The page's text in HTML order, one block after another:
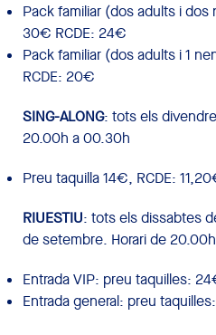
Pack familiar (dos adults i dos
30€ RCDE: 24€
Pack familiar (dos adults i 1
RCDE: 20€
SING-ALONG: tots els
20.00h a 00.30h
Preu taquilla 14€, RCDE:
RIUESTIU: tots els dissabtes
de setembre. Horari de
Entrada VIP: preu taquilles:
Entrada general: preu